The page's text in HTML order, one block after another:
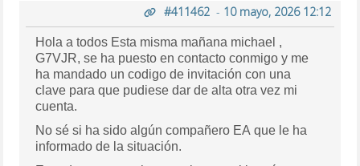
#411462- 10 mayo, 2026 12:12
Hola a todos Esta misma mañana michael ,
G7VJR, se ha puesto en contacto conmigo y me
ha mandado un codigo de invitación con una
clave para que pudiese dar de alta otra vez mi
cuenta.
No sé si ha sido algún compañero EA que le ha
informado de la situación.